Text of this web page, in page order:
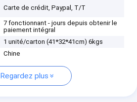
Carte de crédit, Paypal, T/T
7 fonctionnant - jours depuis obtenir le
paiement intégral
1 unité/carton (41*32*41cm) 6kgs
Chine
Regardez plus